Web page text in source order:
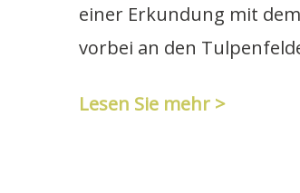
einer Erkundung mit
vorbei an den
Lesen Sie mehr >